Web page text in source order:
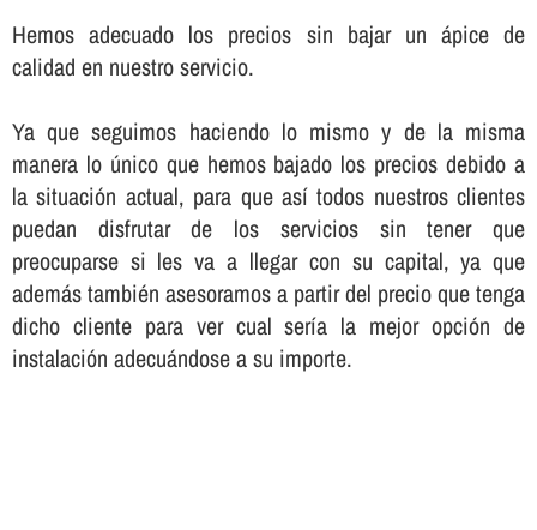
Hemos adecuado los precios sin bajar un ápice de
calidad en nuestro servicio.
Ya que seguimos haciendo lo mismo y de la misma
manera lo único que hemos bajado los precios debido a
la situación actual, para que así­ todos nuestros clientes
puedan disfrutar de los servicios sin tener que
preocuparse si les va a llegar con su capital, ya que
además también asesoramos a partir del precio que tenga
dicho cliente para ver cual serí­a la mejor opción de
instalación adecuándose a su importe.